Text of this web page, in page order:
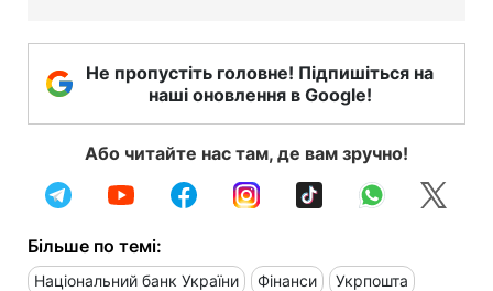
Не пропустіть головне! Підпишіться на
наші оновлення в Google!
Або читайте нас там, де вам зручно!
Більше по темі:
Національний банк України Фінанси Укрпошта